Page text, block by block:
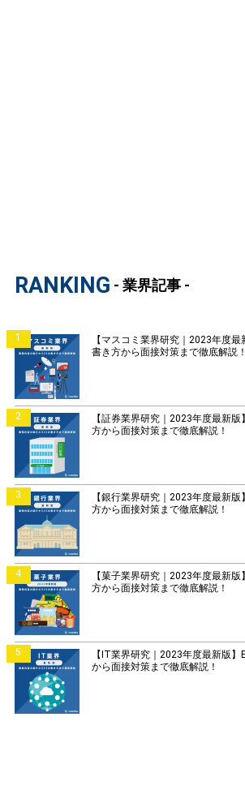
RANKING - 業界記事 -
1
【マスコミ業界研究｜2023年度最
書き方から面接対策まで徹底解説！
2
【証券業界研究｜2023年度最新版
方から面接対策まで徹底解説！
3
【銀行業界研究｜2023年度最新版
方から面接対策まで徹底解説！
4
【菓子業界研究｜2023年度最新版
方から面接対策まで徹底解説！
5
【IT業界研究｜2023年度最新版】
から面接対策まで徹底解説！